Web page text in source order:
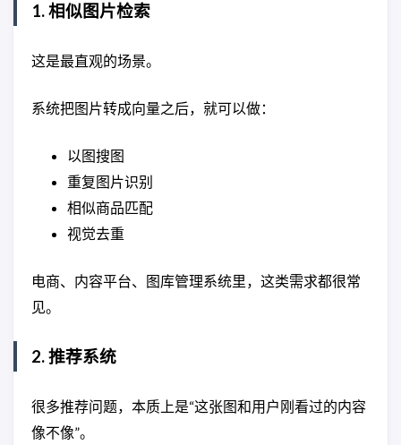
1. 相似图片检索
这是最直观的场景。
系统把图片转成向量之后，就可以做：
以图搜图
重复图片识别
相似商品匹配
视觉去重
电商、内容平台、图库管理系统里，这类需求都很常
见。
2. 推荐系统
很多推荐问题，本质上是“这张图和用户刚看过的内容
像不像”。